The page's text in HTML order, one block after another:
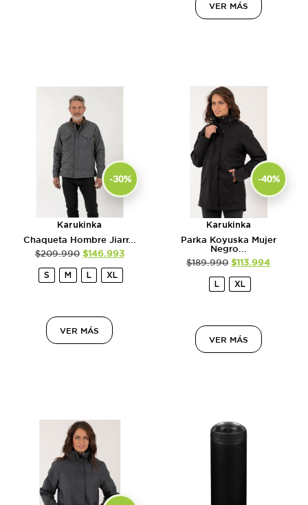
VER MÁS
-30%
Karukinka
Chaqueta Hombre Jiarr...
$209.990 $146.993
S M L XL
VER MÁS
-40%
Karukinka
Parka Koyuska Mujer
Negro...
$189.990 $113.994
L XL
VER MÁS